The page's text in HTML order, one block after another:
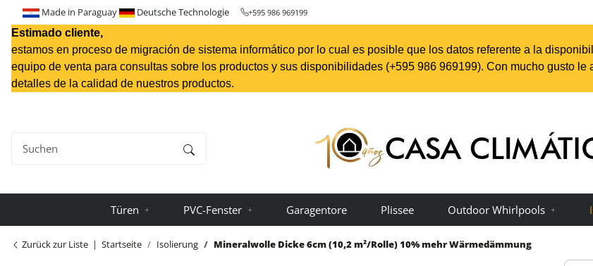
+595 986 969199
Made in Paraguay Deutsche Technologie
Estimado cliente,
estamos en proceso de migración de sistema informático por lo cual es posible que los datos referente a la
equipo de venta para consultas sobre los productos y sus disponibilidades (+595 986 969199). Con mucho gusto le
detalles de la calidad de nuestros productos.
Türen PVC-Fenster Garagentore Plissee Outdoor Whirlpools
Zurück zur Liste Startseite Isolierung Mineralwolle Dicke 6cm (10,2 m²/Rolle) 10% mehr Wärmedämmung